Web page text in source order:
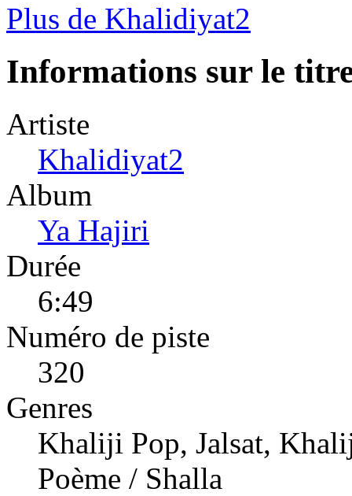
Plus de Khalidiyat2
Informations sur le
Artiste
Khalidiyat2
Album
Ya Hajiri
Durée
6:49
Numéro de piste
320
Genres
Khaliji Pop, Jalsat,
Poème / Shalla